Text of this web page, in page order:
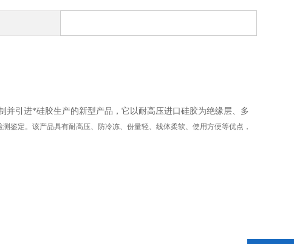
引进*硅胶生产的新型产品，它以耐高压进口硅胶为绝缘层、多
鉴定。该产品具有耐高压、防冷冻、份量轻、线体柔软、使用方便等优点，